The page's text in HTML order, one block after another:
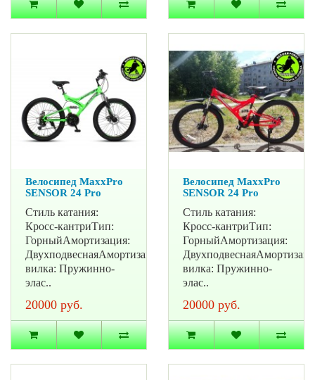
Велосипед MaxxPro
SENSOR 24 Pro
Стиль катания:
Кросс-кантриТип:
ГорныйАмортизация:
ДвухподвеснаяАмортизационная
вилка: Пружинно-
элас..
20000 руб.
Велосипед MaxxPro
SENSOR 24 Pro
Стиль катания:
Кросс-кантриТип:
ГорныйАмортизация:
вилка: Пружинно-
элас..
20000 руб.